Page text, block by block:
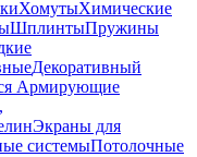
ХомутыХимические
ШплинтыПружины
Декоративный
Армирующие
Экраны для
системыПотолочные